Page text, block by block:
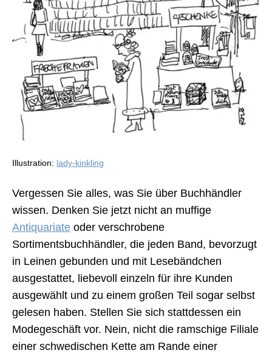
Take)
Illustration: lady-kinkling
Vergessen Sie alles, was Sie über Buchhändler
wissen. Denken Sie jetzt nicht an muffige
Antiquariate oder verschrobene
Sortimentsbuchhändler, die jeden Band, bevorzugt
in Leinen gebunden und mit Lesebändchen
ausgestattet, liebevoll einzeln für ihre Kunden
ausgewählt und zu einem großen Teil sogar selbst
gelesen haben. Stellen Sie sich stattdessen ein
Modegeschäft vor. Nein, nicht die ramschige Filiale
einer schwedischen Kette am Rande einer